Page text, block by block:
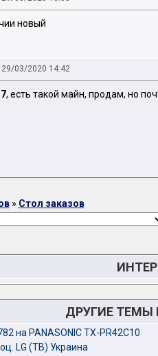
новый
29/03/2020 14:42
, есть такой майн, продам, но
» Стол заказов
ДРУГИЕ ТЕМЫ
на PANASONIC TX-PR42C10
LG (ТВ) Украина